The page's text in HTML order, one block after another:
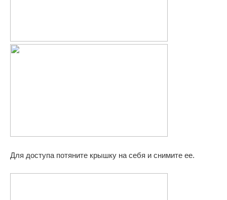
Для доступа потяните крышку на себя и снимите ее.